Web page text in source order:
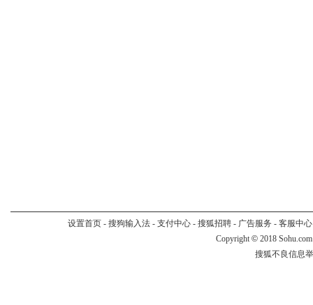
设置首页- 搜狗输入法- 支付中心- 搜狐招聘- 广告服务 - 客服中心
Copyright © 2018
搜狐不良信息